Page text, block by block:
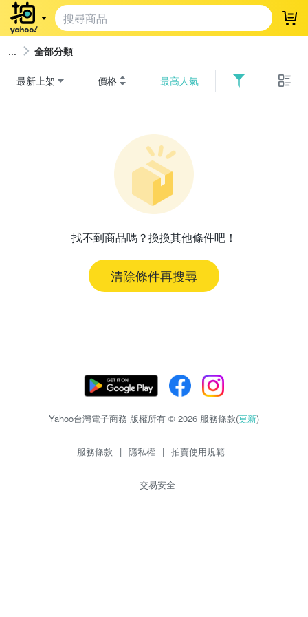
登
全部分類
最新上架 價格 最高人氣
找不到商品嗎？換換其他條件吧！
清除條件再搜尋
Yahoo台灣電子商務 版權所有 © 2026 服務條款(更新)
服務條款 | 隱私權 | 拍賣使用規範
交易安全